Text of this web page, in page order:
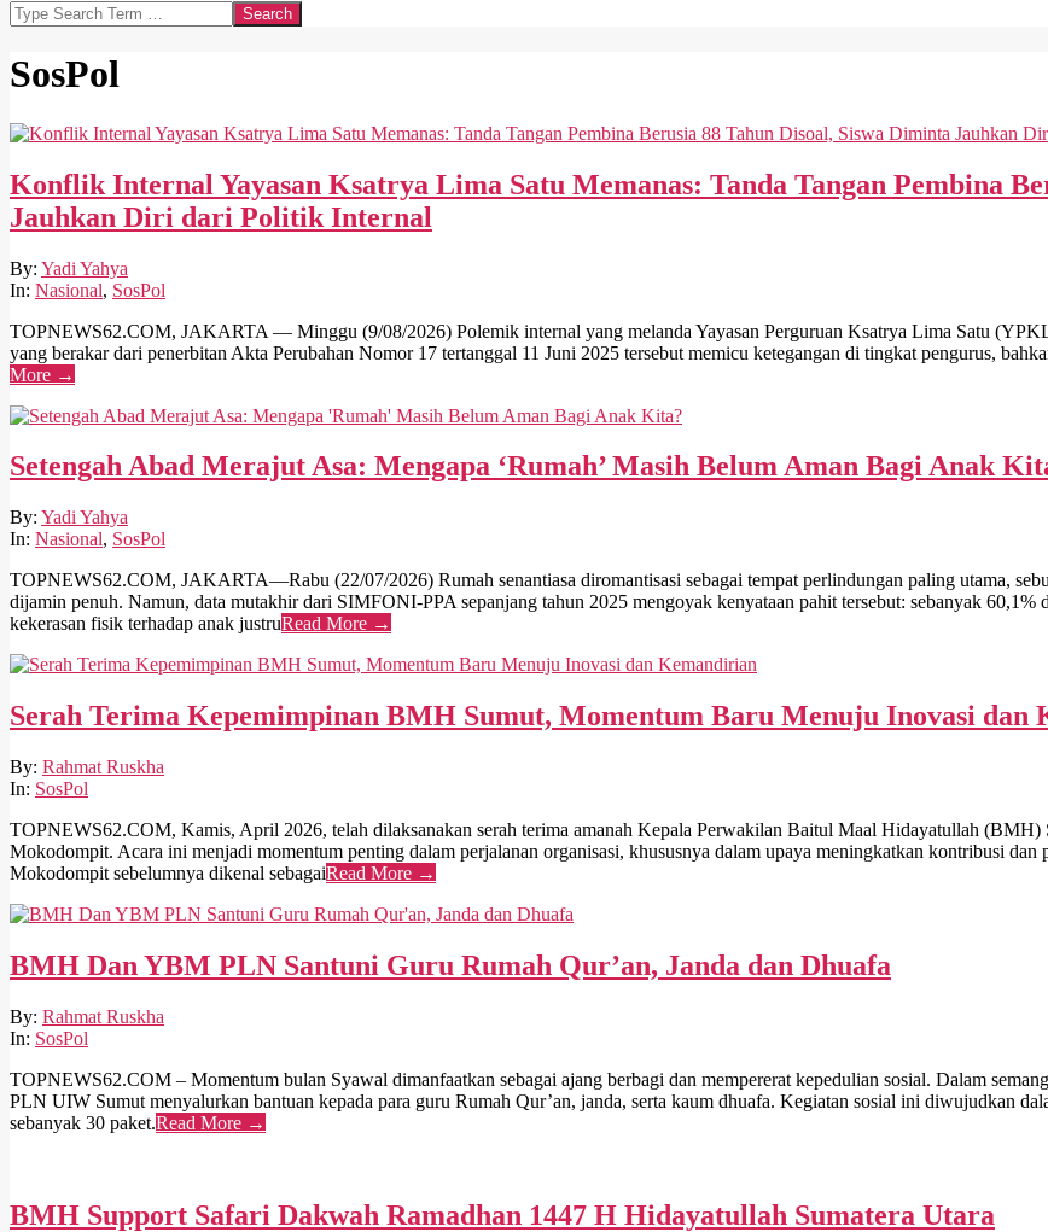
Search
SosPol
Konflik Internal Yayasan Ksatrya Lima Satu Memanas: Tanda Tangan Pembina
Jauhkan Diri dari Politik Internal
2026-
08-
By: Yadi Yahya
In: Nasional, SosPol
TOPNEWS62.COM, JAKARTA — Minggu (9/08/2026) Polemik internal yang melanda Yayasan Perguruan Ksatrya Lima Satu
yang berakar dari penerbitan Akta Perubahan Nomor 17 tertanggal 11 Juni 2025 tersebut memicu ketegangan di tingkat pengurus,
More →
Setengah Abad Merajut Asa: Mengapa ‘Rumah’ Masih Belum Aman Bagi Anak
2026-
07-
By: Yadi Yahya
In: Nasional, SosPol
TOPNEWS62.COM, JAKARTA—Rabu (22/07/2026) Rumah senantiasa diromantisasi sebagai tempat perlindungan paling utama,
dijamin penuh. Namun, data mutakhir dari SIMFONI-PPA sepanjang tahun 2025 mengoyak kenyataan pahit tersebut: sebanyak 60,1%
kekerasan fisik terhadap anak justruRead More →
Serah Terima Kepemimpinan BMH Sumut, Momentum Baru Menuju Inovasi dan
2026-
04-
By: Rahmat Ruskha
In: SosPol
TOPNEWS62.COM, Kamis, April 2026, telah dilaksanakan serah terima amanah Kepala Perwakilan Baitul Maal Hidayatullah
Mokodompit. Acara ini menjadi momentum penting dalam perjalanan organisasi, khususnya dalam upaya meningkatkan kontribusi
Mokodompit sebelumnya dikenal sebagaiRead More →
BMH Dan YBM PLN Santuni Guru Rumah Qur’an, Janda dan Dhuafa
2026-
04-
By: Rahmat Ruskha
In: SosPol
TOPNEWS62.COM – Momentum bulan Syawal dimanfaatkan sebagai ajang berbagi dan mempererat kepedulian sosial. Dalam
PLN UIW Sumut menyalurkan bantuan kepada para guru Rumah Qur’an, janda, serta kaum dhuafa. Kegiatan sosial ini diwujudkan
sebanyak 30 paket.Read More →
BMH Support Safari Dakwah Ramadhan 1447 H Hidayatullah Sumatera Utara